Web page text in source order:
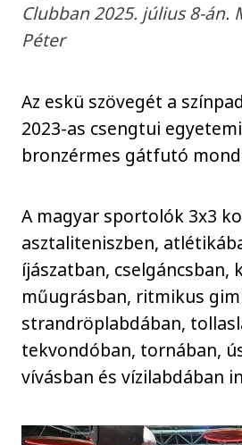
Clubban 2025. július 8-án.
Péter
Az eskü szövegét a
2023-as csengtui
bronzérmes gátfutó
A magyar sportolók 3x3
asztaliteniszben,
íjászatban, cselgáncsban,
műugrásban, ritmikus
strandröplabdában,
tekvondóban, tornában,
vívásban és vízilabdában